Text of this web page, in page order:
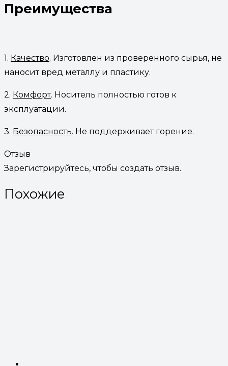
Преимущества
1. Качество. Изготовлен из проверенного сырья, не
наносит вред металлу и пластику.
2. Комфорт. Носитель полностью готов к
эксплуатации.
3. Безопасность. Не поддерживает горение.
Отзыв
Зарегистрируйтесь, чтобы создать отзыв.
Похожие